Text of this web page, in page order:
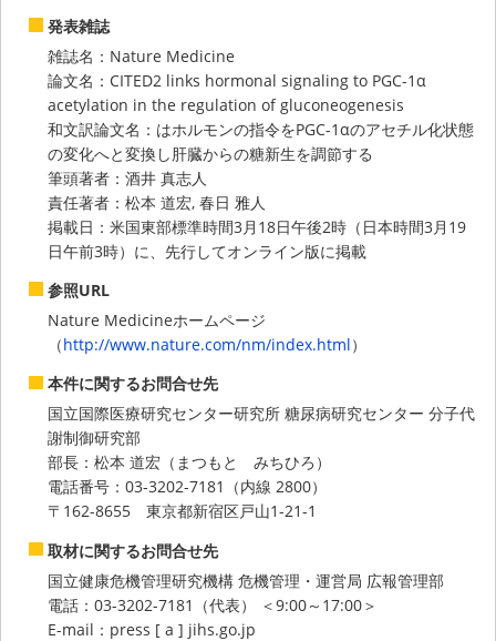
発表雑誌
雑誌名：Nature Medicine
論文名：CITED2 links hormonal signaling to PGC-1α
acetylation in the regulation of gluconeogenesis
和文訳論文名：はホルモンの指令をPGC-1αのアセチル化状態
の変化へと変換し肝臓からの糖新生を調節する
筆頭著者：酒井 真志人
責任著者：松本 道宏, 春日 雅人
掲載日：米国東部標準時間3月18日午後2時（日本時間3月19
日午前3時）に、先行してオンライン版に掲載
参照URL
Nature Medicineホームページ
（http://www.nature.com/nm/index.html）
本件に関するお問合せ先
国立国際医療研究センター研究所 糖尿病研究センター 分子代
謝制御研究部
部長：松本 道宏（まつもと みちひろ）
電話番号：03-3202-7181（内線 2800）
〒162-8655 東京都新宿区戸山1-21-1
取材に関するお問合せ先
国立健康危機管理研究機構 危機管理・運営局 広報管理部
電話：03-3202-7181（代表） ＜9:00～17:00＞
E-mail：press [ a ] jihs.go.jp